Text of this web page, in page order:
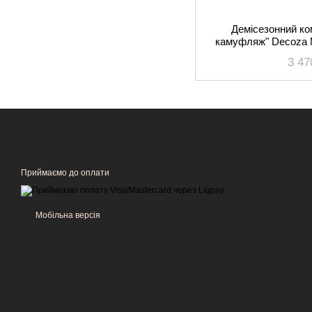
Демісезонний
камуфляж" Decoza
3
Приймаємо до оплати
Мобільна версія